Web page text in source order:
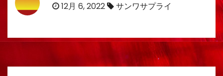
12月 6, 2022 サンワサプライ